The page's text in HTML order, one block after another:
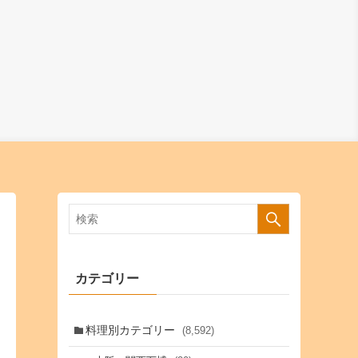
カテゴリー
料理別カテゴリー (8,592)